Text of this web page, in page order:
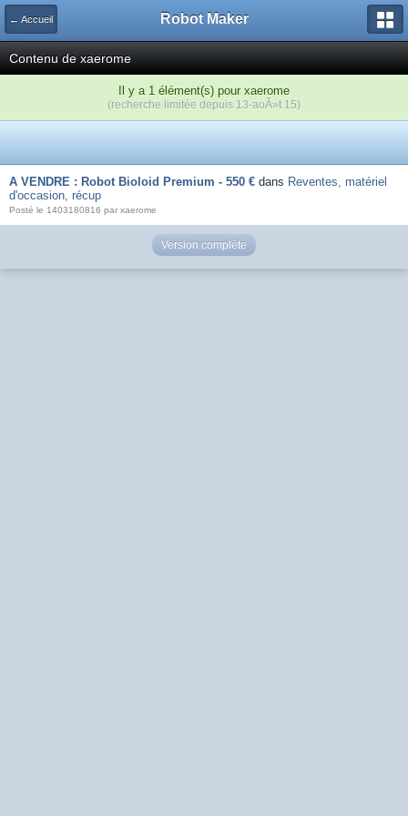
← Accueil Robot Maker
Contenu de xaerome
Il y a 1 élément(s) pour xaerome
(recherche limitée depuis 13-aoÃ»t 15)
A VENDRE : Robot Bioloid Premium - 550 € dans Reventes, matériel
d'occasion, récup
Posté le 1403180816 par xaerome
Version complète